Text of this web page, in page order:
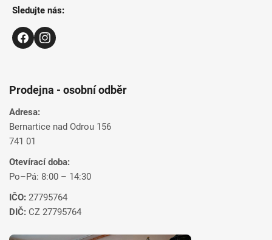
Sledujte nás:
Prodejna - osobní odběr
Adresa:
Bernartice nad Odrou 156
741 01
Otevírací doba:
Po–Pá: 8:00 – 14:30
IČO: 27795764
DIČ: CZ 27795764